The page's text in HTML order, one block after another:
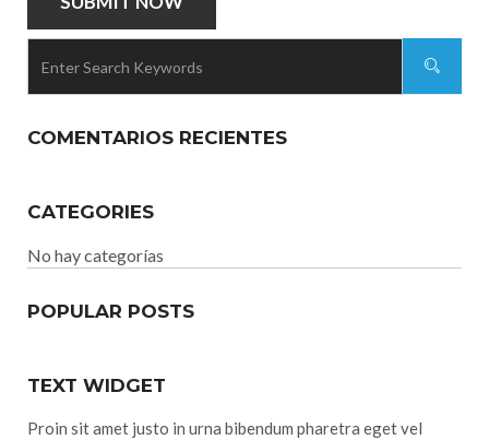
COMENTARIOS RECIENTES
CATEGORIES
No hay categorías
POPULAR POSTS
TEXT WIDGET
Proin sit amet justo in urna bibendum pharetra eget vel